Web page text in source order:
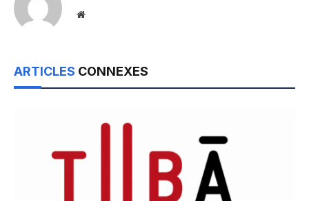
Website
ARTICLES CONNEXES